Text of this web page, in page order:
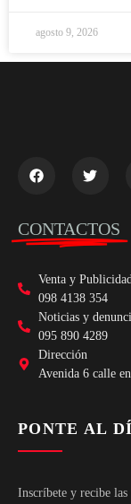
agosto 9, 2026
CONTACTOS
Venta y Publicidad
098 4138 354
Noticias y
095 890 4289
Dirección
Avenida 6 calle
PONTE AL
Inscríbete y recibe